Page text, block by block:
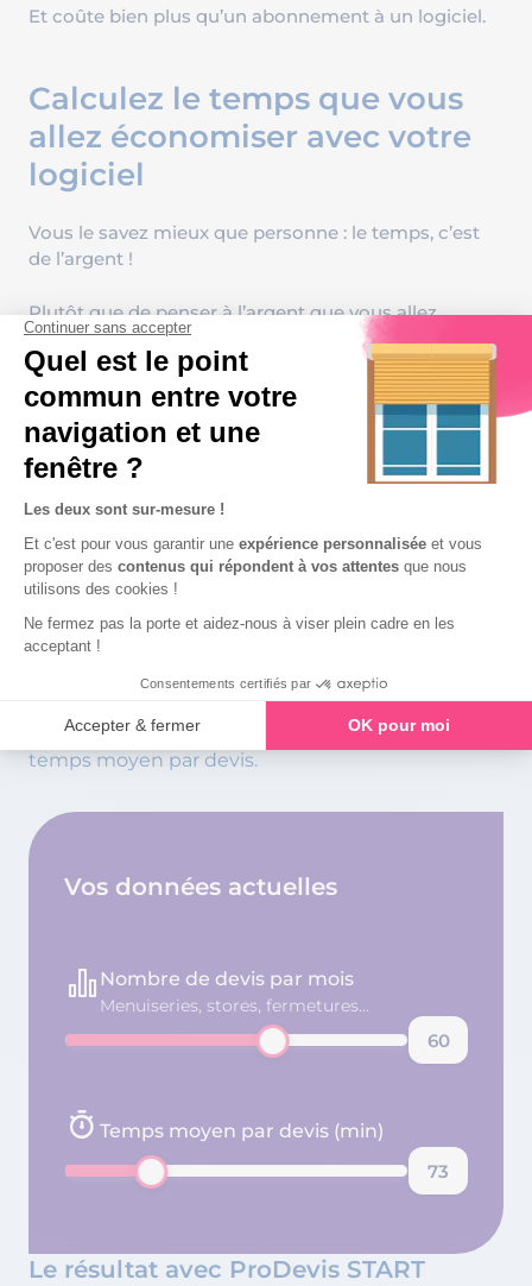
Et coûte bien plus qu’un abonnement à un logiciel.
Calculez le temps que vous
allez économiser avec votre
logiciel
Vous le savez mieux que personne : le temps, c’est
de l’argent !
Plutôt que de penser à l’argent que vous allez
économiser avec un logiciel gratuit, pensez plutôt
temps que vous allez gagner avec votre logiciel.
Ce temps économisé sur vos chiffrages, vous allez
pouvoir l’investir pour faire encore plus de devis,
prospecter, vendre, conseiller, faire grandir votre
Testez notre calculateur
C’est simple et rapide : renseignez le nombre de
devis que vous faites par mois et indiquez le
temps moyen par devis.
Vos données actuelles
Nombre de devis par mois
Menuiseries, stores, fermetures…
Temps moyen par devis (min)
Le résultat avec ProDevis START